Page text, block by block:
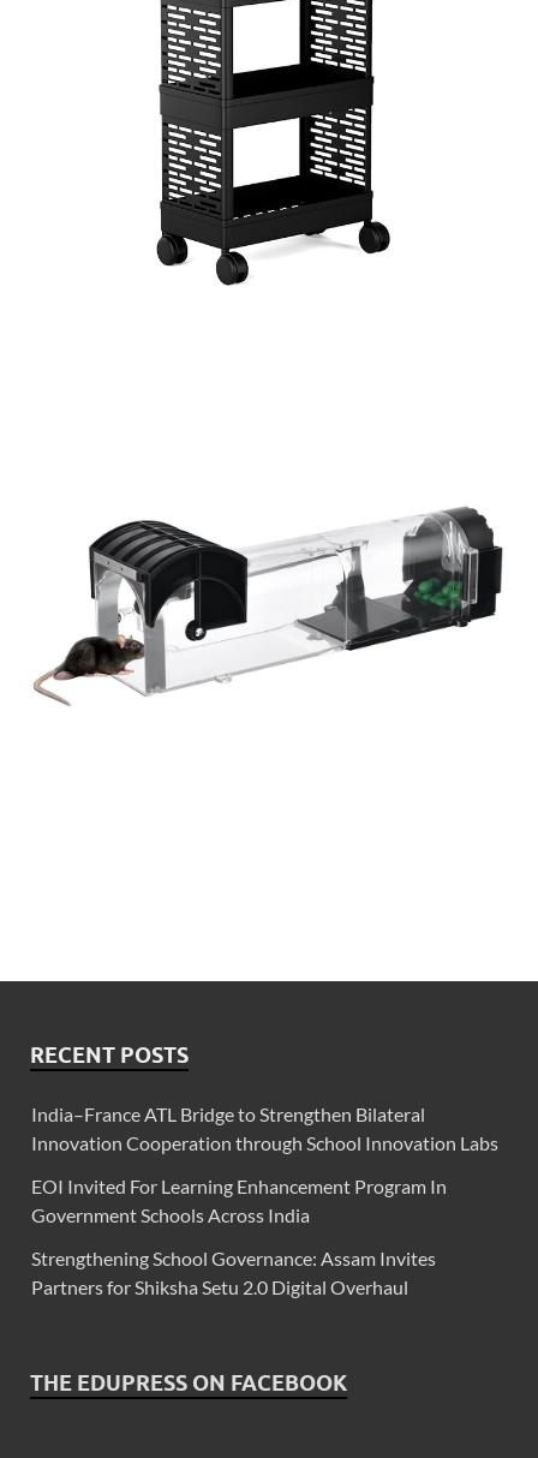
RECENT POSTS
India–France ATL Bridge to Strengthen Bilateral
Innovation Cooperation through School Innovation Labs
EOI Invited For Learning Enhancement Program In
Government Schools Across India
Strengthening School Governance: Assam Invites
Partners for Shiksha Setu 2.0 Digital Overhaul
THE EDUPRESS ON FACEBOOK